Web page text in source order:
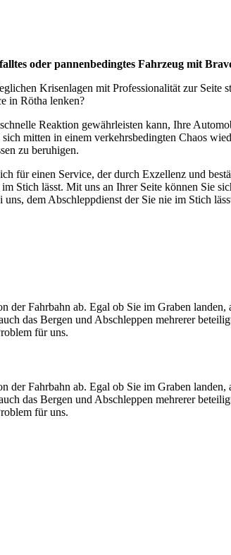
oder pannenbedingtes Fahrzeug mit
Krisenlagen mit Professionalität zur
in Rötha lenken?
Reaktion gewährleisten kann, Ihre
mitten in einem verkehrsbedingten Chaos
zu beruhigen.
für einen Service, der durch Exzellenz und
Stich lässt. Mit uns an Ihrer Seite können Sie
dem Abschleppdienst der Sie nie im Stich
der Fahrbahn ab. Egal ob Sie im Graben
das Bergen und Abschleppen mehrerer
für uns.
der Fahrbahn ab. Egal ob Sie im Graben
das Bergen und Abschleppen mehrerer
für uns.